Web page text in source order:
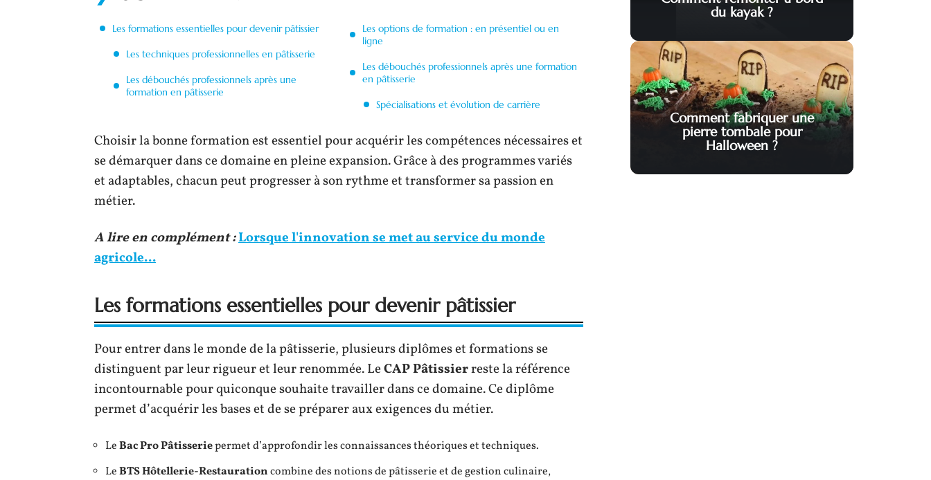
Les formations essentielles pour devenir pâtissier
Les techniques professionnelles en pâtisserie
Les débouchés professionnels après une
formation en pâtisserie
Les options de formation : en présentiel ou en
ligne
Les débouchés professionnels après une formation
en pâtisserie
Spécialisations et évolution de carrière
Choisir la bonne formation est essentiel pour acquérir les compétences nécessaires et
se démarquer dans ce domaine en pleine expansion. Grâce à des programmes variés
et adaptables, chacun peut progresser à son rythme et transformer sa passion en
métier.
A lire en complément :Lorsque l'innovation se met au service du monde
agricole...
Les formations essentielles pour devenir pâtissier
Pour entrer dans le monde de la pâtisserie, plusieurs diplômes et formations se
distinguent par leur rigueur et leur renommée. LeCAP Pâtissierreste la référence
incontournable pour quiconque souhaite travailler dans ce domaine. Ce diplôme
permet d’acquérir les bases et de se préparer aux exigences du métier.
LeBac Pro Pâtisseriepermet d’approfondir les connaissances théoriques et techniques.
LeBTS Hôtellerie-Restaurationcombine des notions de pâtisserie et de gestion culinaire,
du kayak ?
Comment fabriquer une
pierre tombale pour
Halloween ?